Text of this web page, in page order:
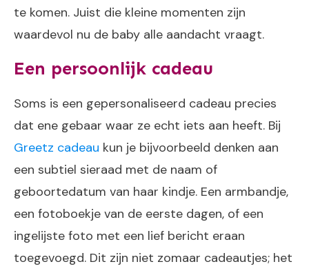
te komen. Juist die kleine momenten zijn
waardevol nu de baby alle aandacht vraagt.
Een persoonlijk cadeau
Soms is een gepersonaliseerd cadeau precies
dat ene gebaar waar ze echt iets aan heeft. Bij
Greetz cadeau kun je bijvoorbeeld denken aan
een subtiel sieraad met de naam of
geboortedatum van haar kindje. Een armbandje,
een fotoboekje van de eerste dagen, of een
ingelijste foto met een lief bericht eraan
toegevoegd. Dit zijn niet zomaar cadeautjes; het